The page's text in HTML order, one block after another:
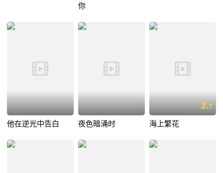
你
他在逆光中告白 夜色暗涌时
3.7
海上繁花